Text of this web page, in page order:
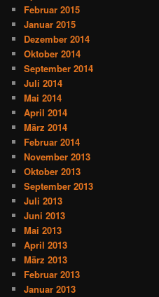
Februar 2015
Januar 2015
Dezember 2014
Oktober 2014
September 2014
Juli 2014
Mai 2014
April 2014
März 2014
Februar 2014
November 2013
Oktober 2013
September 2013
Juli 2013
Juni 2013
Mai 2013
April 2013
März 2013
Februar 2013
Januar 2013